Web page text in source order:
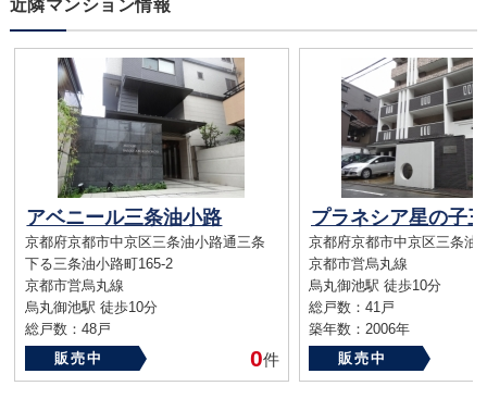
近隣マンション情報
アベニール三条油小路
京都府京都市中京区三条油小路通三条
下る三条油小路町165-2
京都市営烏丸線
烏丸御池駅 徒歩10分
総戸数：48戸
築年数：2013年
販売中 0件
京都府京都市中京区三条油
京都市営烏丸線
烏丸御池駅 徒歩10分
総戸数：41戸
築年数：2006年
販売中